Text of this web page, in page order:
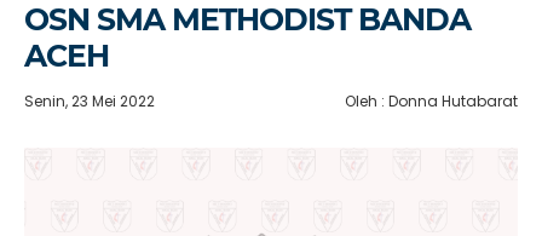
OSN SMA METHODIST BANDA
ACEH
Senin, 23 Mei 2022 Oleh : Donna Hutabarat